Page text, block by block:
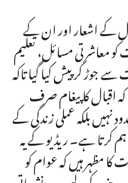
کے اشعار اور ان کے
معاشرتی مسائل، تعلیم
جوڑ کر پیش کیا گیا تاکہ
اقبال کا پیغام صرف
نہیں بلکہ عملی زندگی کے
کرتا ہے۔ ریڈیو کے یہ
مظہر ہیں کہ عوام کو